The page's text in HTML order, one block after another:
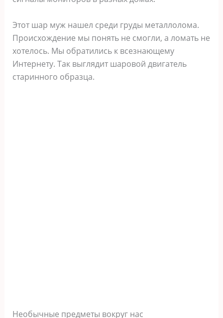
Этот шар муж нашел среди груды металлолома.
Происхождение мы понять не смогли, а ломать не
хотелось. Мы обратились к всезнающему
Интернету. Так выглядит шаровой двигатель
старинного образца.
Необычные предметы вокруг нас